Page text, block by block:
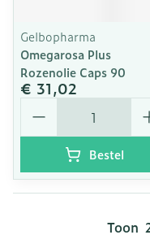
Gelbopharma
Omegarosa Plus
Rozenolie Caps 90
€ 31,02
Aantal
Bestel
Toon